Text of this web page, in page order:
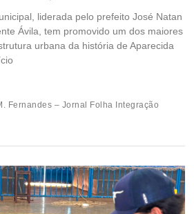
liderada pelo prefeito José Natan
Ávila, tem promovido um dos maiores
urbana da história de Aparecida
Fernandes – Jornal Folha Integração